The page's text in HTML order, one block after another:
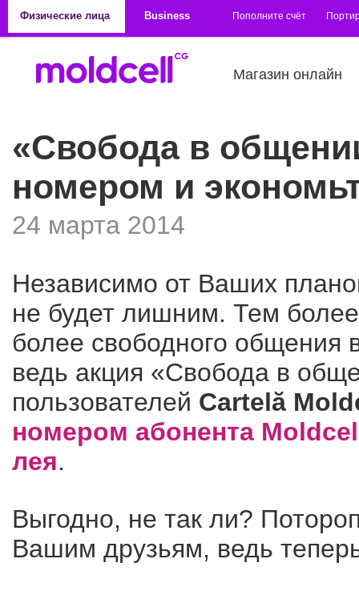
Физические лица
Business Пополните счёт
Магазин онлайн
«Свобода в
номером и
24 марта 2014
Независимо от Ваших
не будет лишним. Тем
более свободного общения
ведь акция «Свобода в
пользователей Cartelă
номером абонента
лея.
Выгодно, не так ли?
Вашим друзьям, ведь